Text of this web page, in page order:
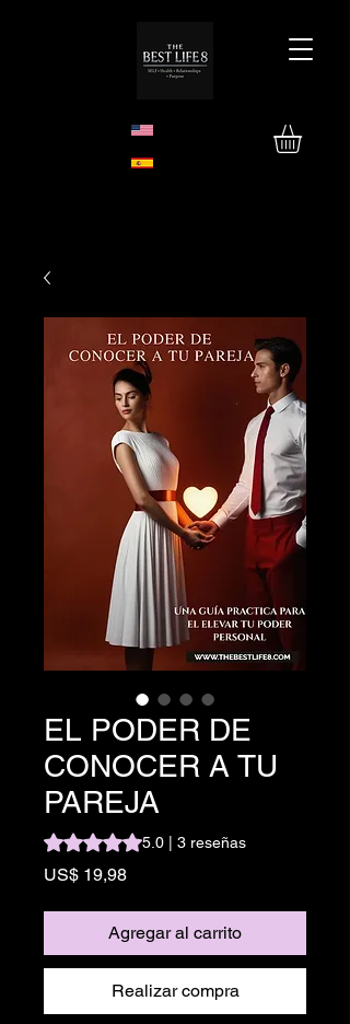
EL PODER DE
CONOCER A TU
PAREJA
Según 3 reseñas, la calificación es de
5.0 | 3 reseñas
US$ 19,98Precio
Agregar al carrito
Realizar compra